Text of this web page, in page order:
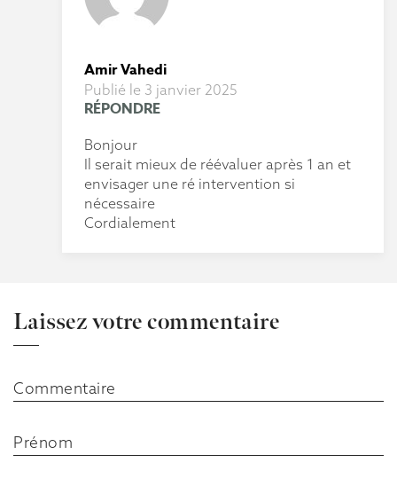
Amir Vahedi
Publié le 3 janvier 2025
RÉPONDRE
Bonjour
Il serait mieux de réévaluer après 1 an et
envisager une ré intervention si
nécessaire
Cordialement
Laissez votre commentaire
Commentaire
Prénom